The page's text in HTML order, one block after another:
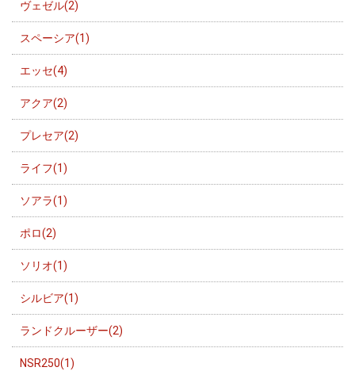
ヴェゼル(2)
スペーシア(1)
エッセ(4)
アクア(2)
プレセア(2)
ライフ(1)
ソアラ(1)
ポロ(2)
ソリオ(1)
シルビア(1)
ランドクルーザー(2)
NSR250(1)